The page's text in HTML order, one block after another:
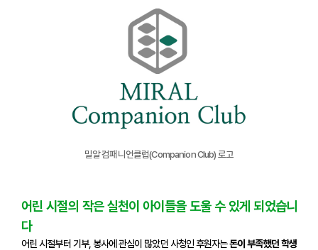
밀알 컴패니언클럽(Companion Club) 로고
어린 시절의 작은 실천이 아이들을 도울 수 있게 되었습니
다
어린 시절부터 기부, 봉사에 관심이 많았던 사청인 후원자는돈이 부족했던 학생